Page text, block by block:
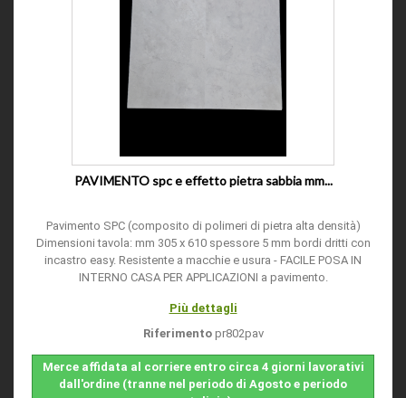
PAVIMENTO spc e effetto pietra sabbia mm...
Pavimento SPC (composito di polimeri di pietra alta densità)
Dimensioni tavola: mm 305 x 610 spessore 5 mm bordi dritti con
incastro easy. Resistente a macchie e usura - FACILE POSA IN
INTERNO CASA PER APPLICAZIONI a pavimento.
Più dettagli
Riferimento pr802pav
Merce affidata al corriere entro circa 4 giorni lavorativi
dall'ordine (tranne nel periodo di Agosto e periodo